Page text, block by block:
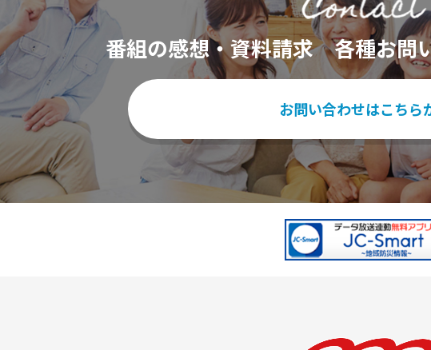
番組の感想・資料請求各種お問
お問い合わせはこちら